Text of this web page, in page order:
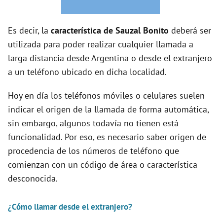
Es decir, la característica de Sauzal Bonito deberá ser
utilizada para poder realizar cualquier llamada a
larga distancia desde Argentina o desde el extranjero
a un teléfono ubicado en dicha localidad.
Hoy en día los teléfonos móviles o celulares suelen
indicar el origen de la llamada de forma automática,
sin embargo, algunos todavía no tienen está
funcionalidad. Por eso, es necesario saber origen de
procedencia de los números de teléfono que
comienzan con un código de área o característica
desconocida.
¿Cómo llamar desde el extranjero?